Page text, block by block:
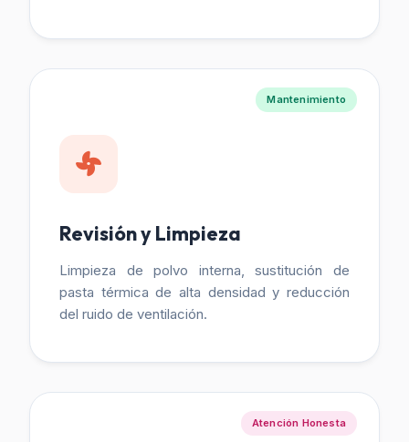
Mantenimiento
Revisión y Limpieza
Limpieza de polvo interna, sustitución de
pasta térmica de alta densidad y reducción
del ruido de ventilación.
Atención Honesta